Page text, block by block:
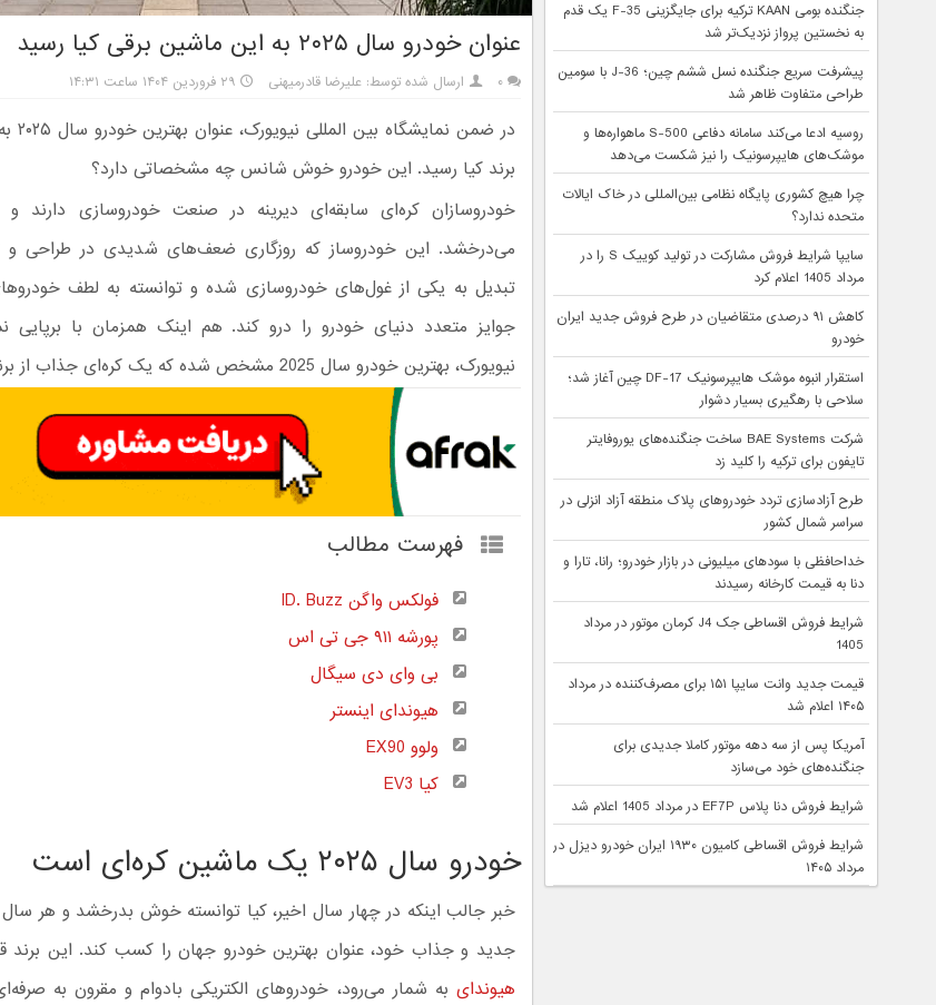
عنوان خودرو سال ۲۰۲۵ به این ماشین برقی کیا رسید
۰ ارسال شده توسط: علیرضا قادرمیهنی ۲۹ فروردین ۱۴۰۴ ساعت ۱۴:۳۱
در
برند کیا رسید. این خودرو خوش شانس چه مشخصاتی دارد؟
خودروسازان کره‌ای سابقه‌ای دیرینه در صنعت خودروسازی دارند
می‌درخشد. این خودروساز که روزگاری ضعف‌های شدیدی در طراحی و
تبدیل به یکی از غول‌های خودروسازی شده و توانسته به لطف
جوایز متعدد دنیای خودرو را درو کند. هم اینک همزمان با برپایی
نیویورک، بهترین خودرو سال 2025 مشخص شده که یک کره‌ای جذاب از برند Kia است.
فهرست مطالب
فولکس واگن ID. Buzz
پورشه ۹۱۱ جی تی اس
بی وای دی سیگال
هیوندای اینستر
ولوو EX90
کیا EV3
خودرو سال ۲۰۲۵ یک ماشین کره‌ای است
خبر جالب اینکه در چهار سال اخیر، کیا توانسته خوش بدرخشد و هر
جدید و جذاب خود، عنوان بهترین خودرو جهان را کسب کند. این برند
هیوندای به شمار می‌رود، خودروهای الکتریکی بادوام و مقرون به
جنگنده بومی KAAN ترکیه برای جایگزینی F-35 یک قدم
به نخستین پرواز نزدیک‌تر شد
پیشرفت سریع جنگنده نسل ششم چین؛ J-36 با سومین
طراحی متفاوت ظاهر شد
روسیه ادعا می‌کند سامانه دفاعی S-500 ماهواره‌ها و
موشک‌های هایپرسونیک را نیز شکست می‌دهد
چرا هیچ کشوری پایگاه نظامی بین‌المللی در خاک ایالات
متحده ندارد؟
سایپا شرایط فروش مشارکت در تولید کوییک S را در
مرداد 1405 اعلام کرد
کاهش ۹۱ درصدی متقاضیان در طرح فروش جدید ایران
خودرو
استقرار انبوه موشک هایپرسونیک DF-17 چین آغاز شد؛
سلاحی با رهگیری بسیار دشوار
شرکت BAE Systems ساخت جنگنده‌های یوروفایتر
تایفون برای ترکیه را کلید زد
طرح آزادسازی تردد خودروهای پلاک منطقه آزاد انزلی در
سراسر شمال کشور
خداحافظی با سودهای میلیونی در بازار خودرو؛ رانا، تارا و
دنا به قیمت کارخانه رسیدند
شرایط فروش اقساطی جک J4 کرمان موتور در مرداد
1405
قیمت جدید وانت سایپا ۱۵۱ برای مصرف‌کننده در مرداد
۱۴۰۵ اعلام شد
آمریکا پس از سه دهه موتور کاملا جدیدی برای
جنگنده‌های خود می‌سازد
شرایط فروش دنا پلاس EF7P در مرداد 1405 اعلام شد
شرایط فروش اقساطی کامیون ۱۹۳۰ ایران خودرو دیزل در
مرداد ۱۴۰۵